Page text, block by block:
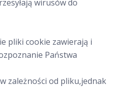
wirusów do
pliki cookie zawierają i
Państwa
zależności od pliku,jednak